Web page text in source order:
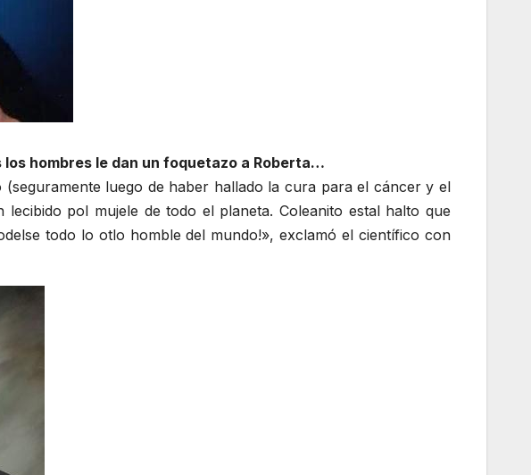
hombres le dan un foquetazo a Roberta…
luego de haber hallado la cura para el cáncer y el
pol mujele de todo el planeta. Coleanito estal halto que
todo lo otlo homble del mundo!», exclamó el científico con